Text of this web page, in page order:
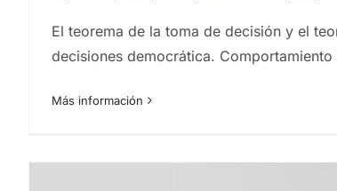
El teorema de la toma de decisión y el
decisiones democrática.
Más información